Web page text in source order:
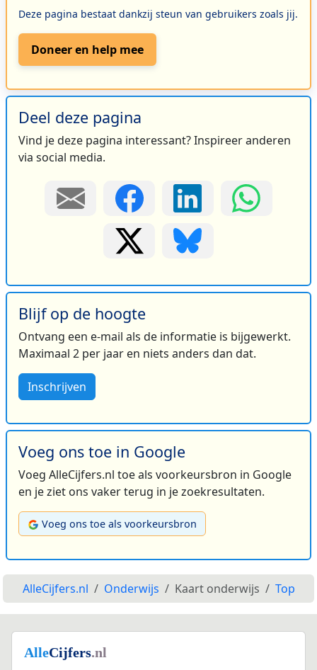
Deze pagina bestaat dankzij steun van gebruikers zoals jij.
Doneer en help mee
Deel deze pagina
Vind je deze pagina interessant? Inspireer anderen
via social media.
Blijf op de hoogte
Ontvang een e-mail als de informatie is bijgewerkt.
Maximaal 2 per jaar en niets anders dan dat.
Inschrijven
Voeg ons toe in Google
Voeg AlleCijfers.nl toe als voorkeursbron in Google
en je ziet ons vaker terug in je zoekresultaten.
Voeg ons toe als voorkeursbron
AlleCijfers.nl Onderwijs Kaart onderwijs Top